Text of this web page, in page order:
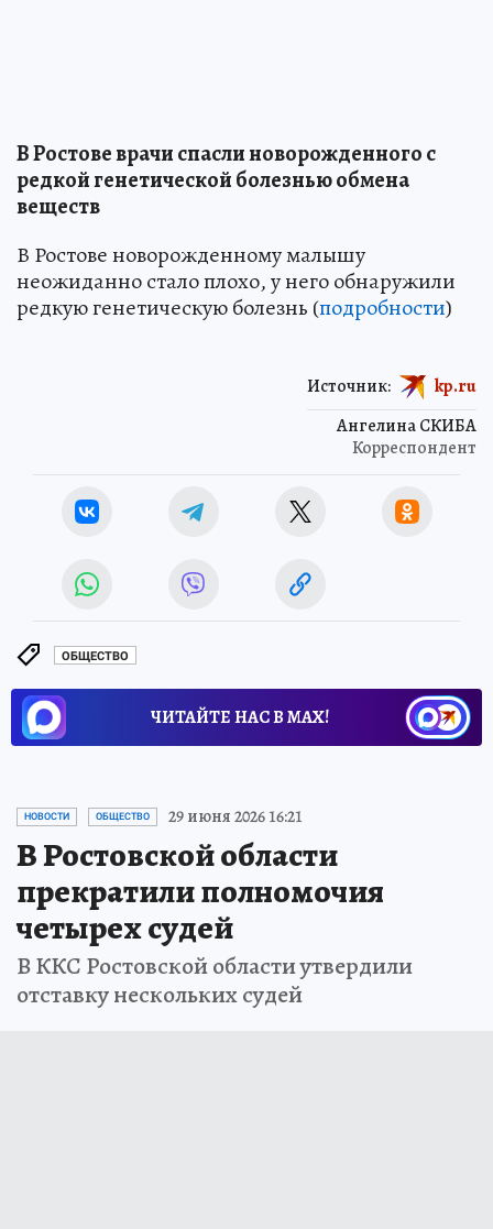
В Ростове врачи спасли новорожденного с
редкой генетической болезнью обмена
веществ
В Ростове новорожденному малышу
неожиданно стало плохо, у него обнаружили
редкую генетическую болезнь (подробности)
Ангелина СКИБА
Корреспондент
Источник: kp.ru
ОБЩЕСТВО
ЧИТАЙТЕ НАС В МАХ!
НОВОСТИ ОБЩЕСТВО 29 июня 2026 16:21
В Ростовской области
прекратили полномочия
четырех судей
В ККС Ростовской области утвердили
отставку нескольких судей